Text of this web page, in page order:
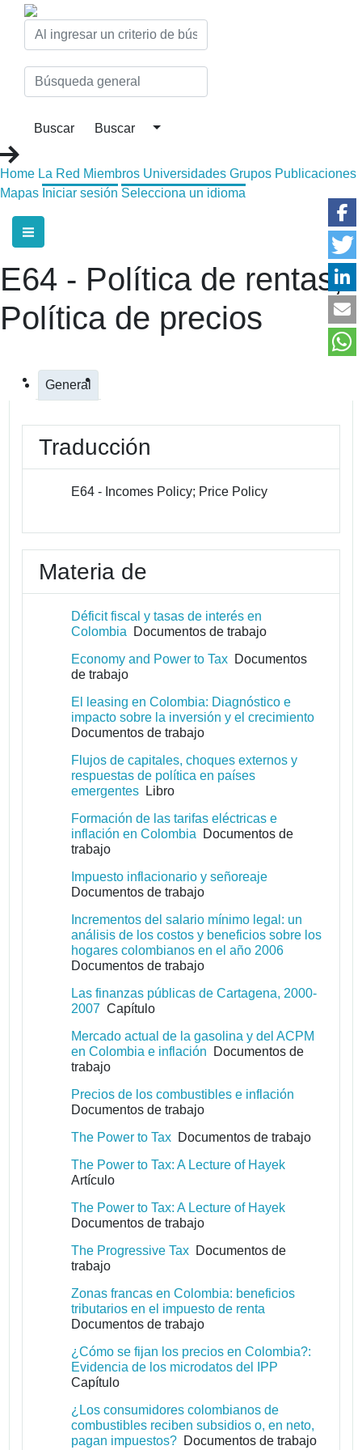
Home La Red Miembros Universidades Grupos Publicaciones
Mapas Iniciar sesión Selecciona un idioma
E64 - Política de rentas;
Política de precios
General
Traducción
E64 - Incomes Policy; Price Policy
Materia de
Déficit fiscal y tasas de interés en
Colombia Documentos de trabajo
Economy and Power to Tax Documentos
de trabajo
El leasing en Colombia: Diagnóstico e
impacto sobre la inversión y el crecimiento
Documentos de trabajo
Flujos de capitales, choques externos y
respuestas de política en países
emergentes Libro
Formación de las tarifas eléctricas e
inflación en Colombia Documentos de
trabajo
Impuesto inflacionario y señoreaje
Documentos de trabajo
Incrementos del salario mínimo legal: un
análisis de los costos y beneficios sobre los
hogares colombianos en el año 2006
Documentos de trabajo
Las finanzas públicas de Cartagena, 2000-
2007 Capítulo
Mercado actual de la gasolina y del ACPM
en Colombia e inflación Documentos de
trabajo
Precios de los combustibles e inflación
Documentos de trabajo
The Power to Tax Documentos de trabajo
The Power to Tax: A Lecture of Hayek
Artículo
The Power to Tax: A Lecture of Hayek
Documentos de trabajo
The Progressive Tax Documentos de
trabajo
Zonas francas en Colombia: beneficios
tributarios en el impuesto de renta
Documentos de trabajo
¿Cómo se fijan los precios en Colombia?:
Evidencia de los microdatos del IPP
Capítulo
¿Los consumidores colombianos de
combustibles reciben subsidios o, en neto,
pagan impuestos? Documentos de trabajo